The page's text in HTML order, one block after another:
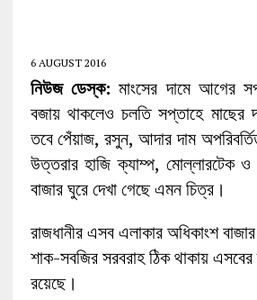
6 AUGUST 2016
নিউজ ডেস্ক: মাংসের দামে আগের
বজায় থাকলেও চলতি সপ্তাহে মাছের
তবে পেঁয়াজ, রসুন, আদার দাম
উত্তরার হাজি ক্যাম্প, মোল্লারটেক
বাজার ঘুরে দেখা গেছে এমন চিত্র।
রাজধানীর এসব এলাকার অধিকাংশ
শাক-সবজির সরবরাহ ঠিক থাকায় এসবের
রয়েছে।